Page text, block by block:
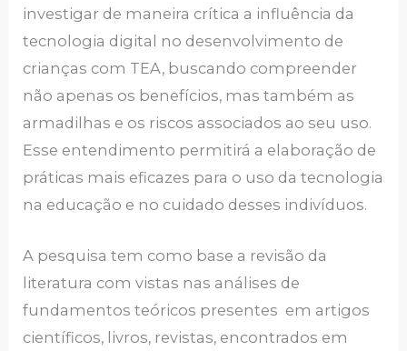
investigar de maneira crítica a influência da
tecnologia digital no desenvolvimento de
crianças com TEA, buscando compreender
não apenas os benefícios, mas também as
armadilhas e os riscos associados ao seu uso.
Esse entendimento permitirá a elaboração de
práticas mais eficazes para o uso da tecnologia
na educação e no cuidado desses indivíduos.
A pesquisa tem como base a revisão da
literatura com vistas nas análises de
fundamentos teóricos presentes em artigos
científicos, livros, revistas, encontrados em